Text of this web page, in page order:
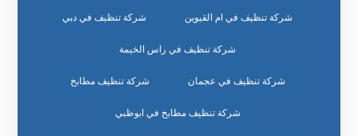
شركة تنظيف في ام القيوين شركة تنظيف في دبي
شركة تنظيف في راس الخيمة
شركة تنظيف في عجمان شركة تنظيف مطابخ
شركة تنظيف مطابخ في ابوظبي